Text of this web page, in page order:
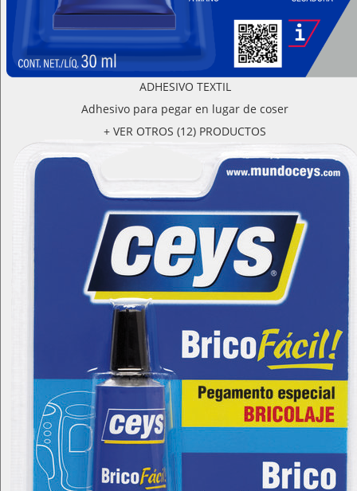
ADHESIVO TEXTIL
Adhesivo para pegar en lugar de coser
+ VER OTROS (12) PRODUCTOS